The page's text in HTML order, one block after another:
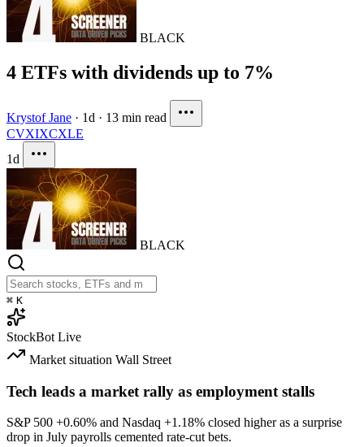
BLACK
4 ETFs with dividends up to 7%
Krystof Jane · 1d · 13 min read
CVXIXCXLE
1d
BLACK
⌘ K
StockBot Live
Market situation Wall Street
Tech leads a market rally as employment stalls
S&P 500 +0.60% and Nasdaq +1.18% closed higher as a surprise
drop in July payrolls cemented rate-cut bets.